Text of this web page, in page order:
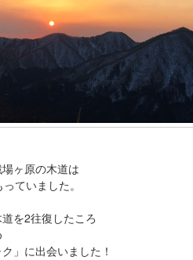
ヶ原の木道は
ていました。
を2往復したころ
」に出会いました！